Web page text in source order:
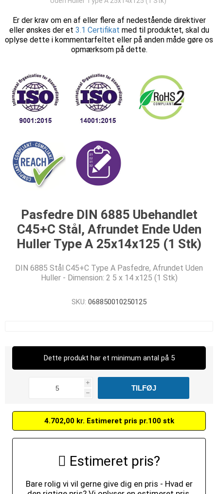
Er der krav om en af eller flere af nedestående direktiver
eller ønskes der et 3.1 Certifikat med til produktet, skal du
oplyse dette i kommentarfeltet eller på anden måde gøre os
opmærksom på dette.
Pasfedre DIN 6885 Ubehandlet
C45+C Stål, Afrundet Ende Uden
Huller Type A 25x14x125 (1 Stk)
DIN 6885 Stål C45+C Type A Pasfedre, Afrundet Uden
Huller - Dimension: 2 5 x 14 x125 (1 Stk)
SKU: 068850010250125
Dette produkt har et minimum antal på 5
i
h
4.702,00 kr. Estimeret pris pr.100 stk
Estimeret pris?
Bare rolig vi vil gerne give dig en pris - Hvad er